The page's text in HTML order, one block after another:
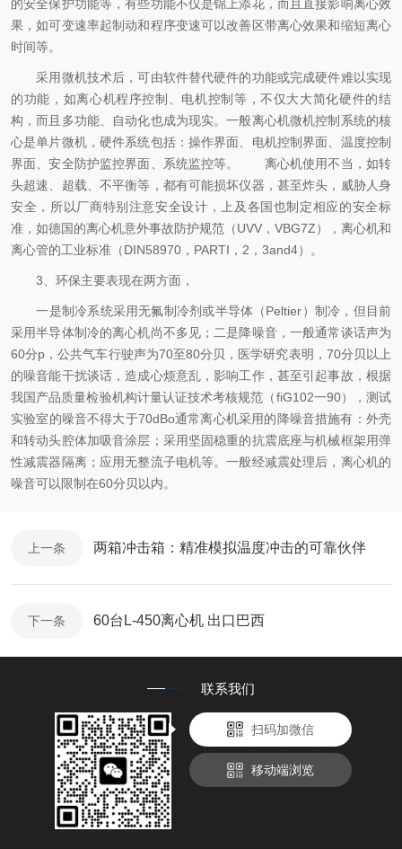
的安全保护功能等，有些功能不仅是锦上添花，而且直接影响离心效
果，如可变速率起制动和程序变速可以改善区带离心效果和缩短离心
时间等。
采用微机技术后，可由软件替代硬件的功能或完成硬件难以实现
的功能，如离心机程序控制、电机控制等，不仅大大简化硬件的结
构，而且多功能、自动化也成为现实。一般离心机微机控制系统的核
心是单片微机，硬件系统包括：操作界面、电机控制界面、温度控制
界面、安全防护监控界面、系统监控等。 离心机使用不当，如转
头超速、超载、不平衡等，都有可能损坏仪器，甚至炸头，威胁人身
安全，所以厂商特别注意安全设计，上及各国也制定相应的安全标
准，如德国的离心机意外事故防护规范 （UVV ， VBG7Z）
，离心机和
离心管的工业标准 （DIN58970 ， PARTI ， 2 ， 3and4） 。
3、环保主要表现在两方面，
一是制冷系统采用无氟制冷剂或半导体 （Peltier） 制冷，但目前
采用半导体制冷的离心机尚不多见；二是降噪音，一般通常谈话声为
60分p ，公共气车行驶声为70至80分贝，医学研究表明， 70分贝以上
的噪音能干扰谈话，造成心烦意乱，影响工作，甚至引起事故，根据
我国产品质量检验机构计量认证技术考核规范 （fiG102一90）
，测试
实验室的噪音不得大于70dBo通常离心机采用的降噪音措施有：外壳
和转动头腔体加吸音涂层；采用坚固稳重的抗震底座与机械框架用弹
性减震器隔离；应用无整流子电机等。一般经减震处理后，离心机的
噪音可以限制在60分贝以内。
上一条 两箱冲击箱：精准模拟温度冲击的可靠伙伴​
下一条 60台L-450离心机 出口巴西
联系我们
扫码加微信
移动端浏览